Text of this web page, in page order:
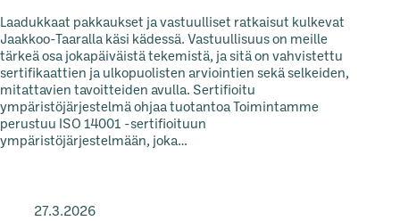
Laadukkaat pakkaukset ja vastuulliset ratkaisut kulkevat
Jaakkoo-Taaralla käsi kädessä. Vastuullisuus on meille
tärkeä osa jokapäiväistä tekemistä, ja sitä on vahvistettu
sertifikaattien ja ulkopuolisten arviointien sekä selkeiden,
mitattavien tavoitteiden avulla. Sertifioitu
ympäristöjärjestelmä ohjaa tuotantoa Toimintamme
perustuu ISO 14001 -sertifioituun
ympäristöjärjestelmään, joka…
27.3.2026